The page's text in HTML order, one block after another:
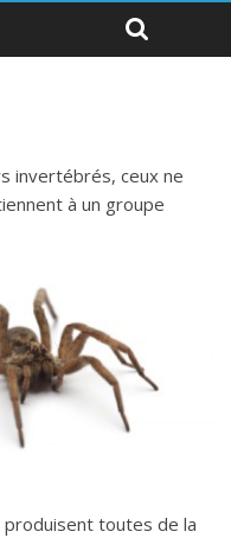
invertébrés, ceux ne
à un groupe
produisent toutes de la